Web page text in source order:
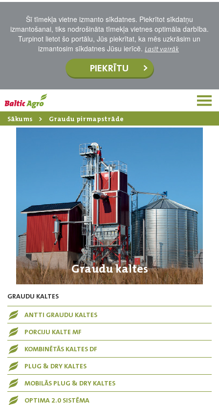
Šī tīmekļa vietne izmanto sīkdatnes. Piekrītot sīkdatņu
izmantošanai, tiks nodrošināta tīmekļa vietnes optimāla darbība.
Turpinot lietot šo portālu, Jūs piekrītat, ka mēs uzkrāsim un
izmantosim sīkdatnes Jūsu ierīcē. Lasīt vairāk
PIEKRĪTU
Sākums Graudu pirmapstrāde
Graudu kaltes
GRAUDU KALTES
ANTTI GRAUDU KALTES
PORCIJU KALTE MF
KOMBINĒTĀS KALTES DF
PLUG & DRY KALTES
MOBILĀS PLUG & DRY KALTES
OPTIMA 2.0 SISTĒMA